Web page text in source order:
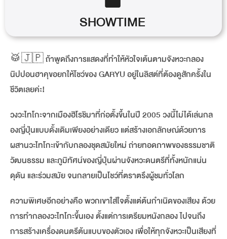
SHOWTIME
🥁🇯🇵 ถ้าพูดถึงการแสดงที่ทำให้หัวใจเต้นตามจังหวะกลอง
นิปปอนฮาคุขอยกให้โชว์ของ GARYU อยู่ในลิสต์ที่ต้องดูสักครั้งใน
ชีวิตเลยค่ะ!
วงวะไทโกะจากเมืองฮิโรชิมาที่ก่อตั้งขึ้นในปี 2005 วงนี้ไม่ได้เล่นกล
องญี่ปุ่นแบบดั้งเดิมเพียงอย่างเดียว แต่สร้างเอกลักษณ์ด้วยการ
ผสานวะไทโกะเข้ากับกลองชุดสมัยใหม่ ถ่ายทอดภาพของธรรมชาติ
วัฒนธรรม และภูมิทัศน์ของญี่ปุ่นผ่านจังหวะดนตรีที่ทั้งหนักแน่น
ดุดัน และร่วมสมัย จนกลายเป็นโชว์ที่ตราตรึงผู้ชมทั่วโลก
ความพิเศษอีกอย่างคือ พวกเขาใส่ใจตั้งแต่ต้นกำเนิดของเสียง ด้วย
การทำกลองวะไทโกะขึ้นเอง ตั้งแต่การเตรียมหนังกลอง ไปจนถึง
การสร้างเครื่องดนตรีต้นแบบของตัวเอง เพื่อให้ทุกจังหวะเป็นเสียงที่